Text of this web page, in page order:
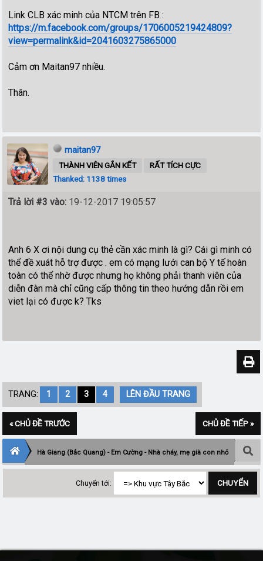
Link CLB xác minh của NTCM trên FB :
https://m.facebook.com/groups/1706005219424809?
view=permalink&id=2041603275865000
Cảm ơn Maitan97 nhiều.
Thân.
maitan97
THÀNH VIÊN GẮN KẾT
RẤT TÍCH CỰC
Thanked: 1138 times
Trả lời #3 vào: 19-12-2017 19:05:57
Anh 6 X ơi nội dung cụ thẻ cần xác minh là gì? Cái gì minh có
thể đề xuát hỗ trợ được . em có mạng lưới can bộ Y tế hoàn
toàn có thể nhờ được nhưng họ không phải thanh viên của
diễn đàn mà chỉ cũng cấp thông tin theo hướng dẫn rồi em
viet lại có được k? Tks
TRANG: 1 2 3 4 LÊN ĐẦU TRANG
« CHỦ ĐỀ TRƯỚC CHỦ ĐỀ TIẾP »
Hà Giang (Bắc Quang) - Em Cường - Nhà cháy, mẹ già con nhỏ
Chuyển tới: